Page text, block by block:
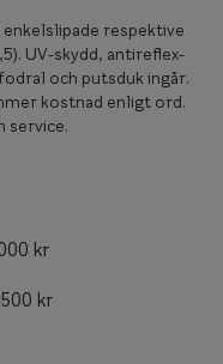
respektive
UV-skydd, antireflex-
och putsduk ingår.
kostnad enligt ord.
service.
kr
kr